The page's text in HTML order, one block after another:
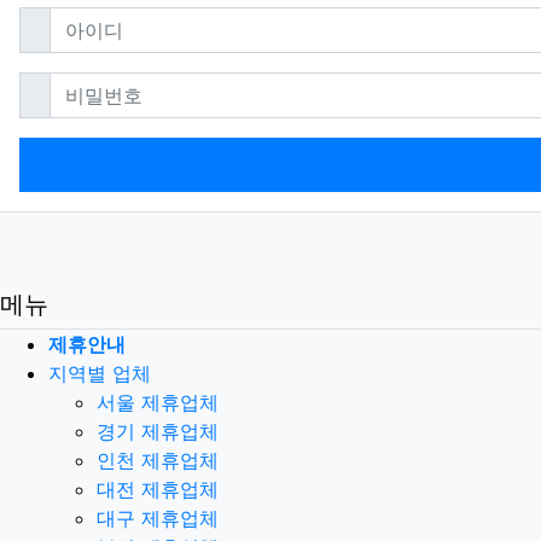
아이디필수
비밀번호필수
메뉴
제휴안내
지역별 업체
서울 제휴업체
경기 제휴업체
인천 제휴업체
대전 제휴업체
대구 제휴업체